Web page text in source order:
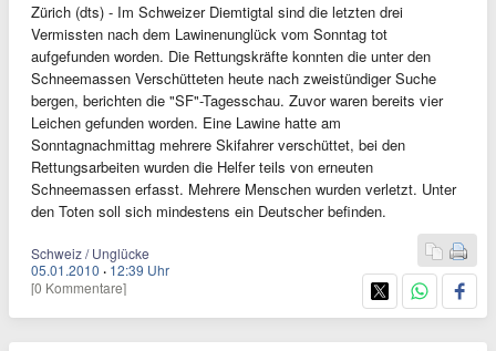
Zürich (dts) - Im Schweizer Diemtigtal sind die letzten drei
Vermissten nach dem Lawinenunglück vom Sonntag tot
aufgefunden worden. Die Rettungskräfte konnten die unter den
Schneemassen Verschütteten heute nach zweistündiger Suche
bergen, berichten die "SF"-Tagesschau. Zuvor waren bereits vier
Leichen gefunden worden. Eine Lawine hatte am
Sonntagnachmittag mehrere Skifahrer verschüttet, bei den
Rettungsarbeiten wurden die Helfer teils von erneuten
Schneemassen erfasst. Mehrere Menschen wurden verletzt. Unter
den Toten soll sich mindestens ein Deutscher befinden.
Schweiz / Unglücke
05.01.2010 · 12:39 Uhr
[0 Kommentare]